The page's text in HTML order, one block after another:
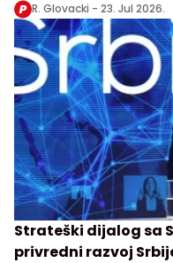
R. Glovacki - 23. Jul 2026.
Strateški dijalog sa
privredni razvoj